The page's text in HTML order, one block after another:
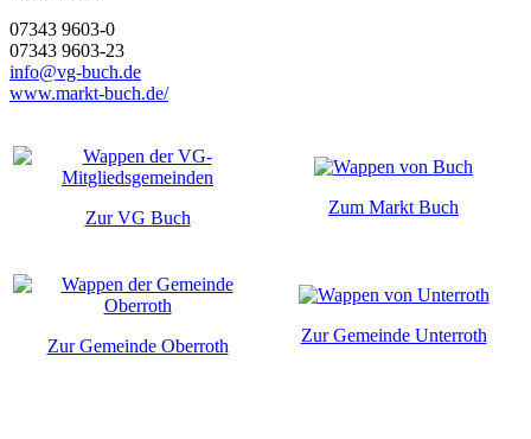
07343 9603-0
07343 9603-23
info@vg-buch.de
www.markt-buch.de/
Zur VG Buch
Zum Markt Buch
Zur Gemeinde Oberroth
Zur Gemeinde Unterroth